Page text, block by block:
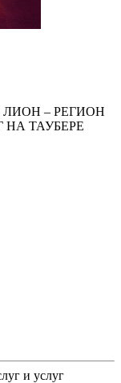
ЛИОН – РЕГИОН
НА ТАУБЕРЕ
и услуг